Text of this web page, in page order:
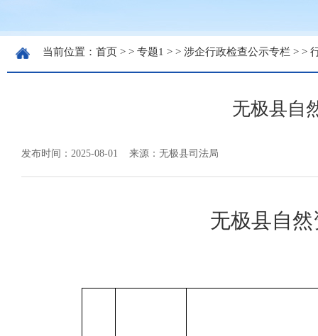
当前位置： 首页 > > 专题1 > > 涉企行政检查公示专栏 > >
无极县自
发布时间：2025-08-01 来源：无极县司法局
无极县自